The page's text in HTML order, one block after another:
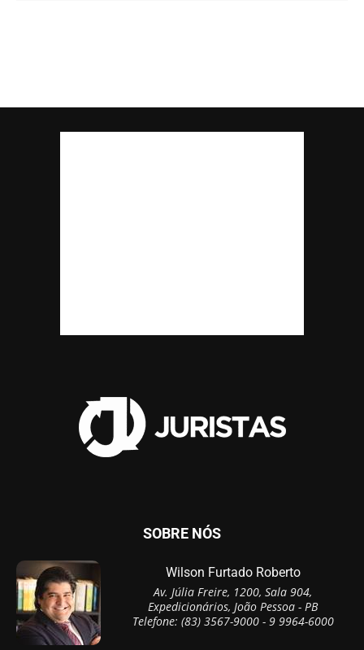
SOBRE NÓS
Wilson Furtado Roberto
Av. Júlia Freire, 1200, Sala 904,
Expedicionários, João Pessoa - PB
Telefone: (83) 3567-9000 - 9 9964-6000